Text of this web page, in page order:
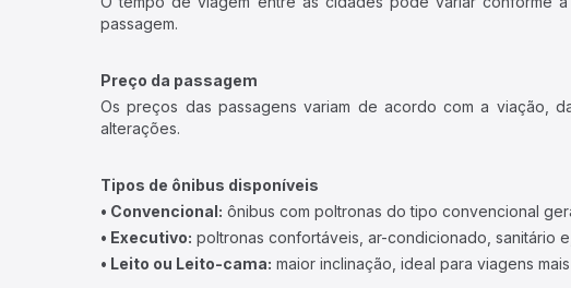
passagem.
Preço da passagem
Os preços das passagens variam de acordo com a viação,
alterações.
Tipos de ônibus disponíveis
• Convencional: ônibus com poltronas do tipo convencional
• Executivo: poltronas confortáveis, ar-condicionado, sanitário
• Leito ou Leito-cama: maior inclinação, ideal para viagens